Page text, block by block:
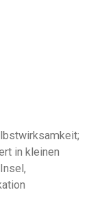
in kleinen